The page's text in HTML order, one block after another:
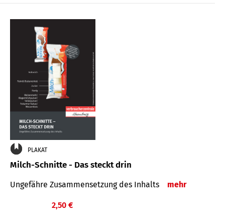
PLAKAT
Milch-Schnitte - Das steckt drin
Ungefähre Zu­sammen­setzung des Inhalts mehr
2,50 €